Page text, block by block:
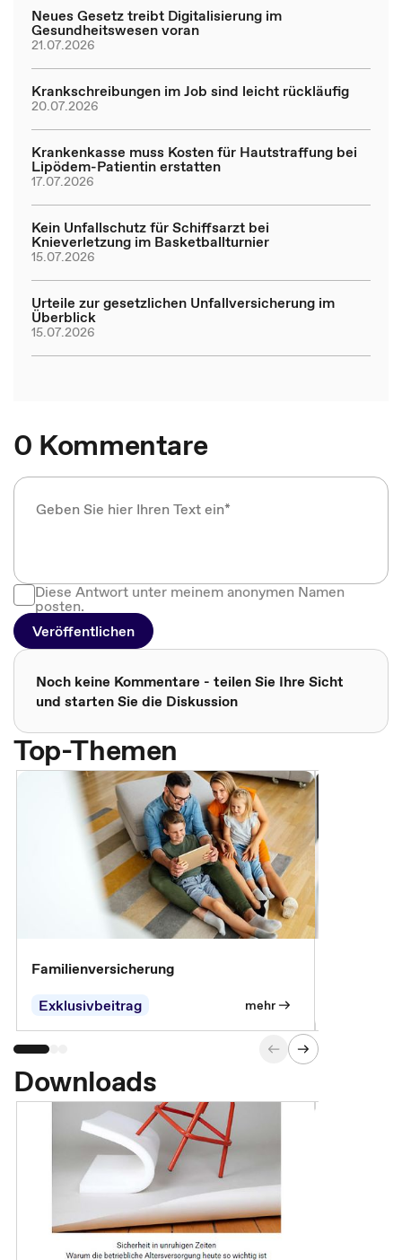
Neues Gesetz treibt Digitalisierung im
Gesundheitswesen voran
21.07.2026
Krankschreibungen im Job sind leicht rückläufig
20.07.2026
Krankenkasse muss Kosten für Hautstraffung bei
Lipödem-Patientin erstatten
17.07.2026
Kein Unfallschutz für Schiffsarzt bei
Knieverletzung im Basketballturnier
15.07.2026
Urteile zur gesetzlichen Unfallversicherung im
Überblick
15.07.2026
0 Kommentare
Diese Antwort unter meinem anonymen Namen
posten.
Veröffentlichen
Noch keine Kommentare - teilen Sie Ihre Sicht
und starten Sie die Diskussion
Top-Themen
Familienversicherung
Exklusivbeitrag
mehr
Downloads